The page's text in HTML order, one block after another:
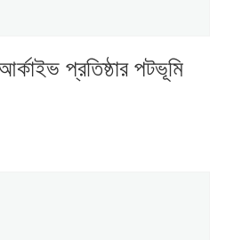
প্রতিষ্ঠার পটভূমি